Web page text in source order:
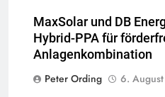
MaxSolar und DB
Hybrid-PPA für
Anlagenkombination
Peter Ording
6.